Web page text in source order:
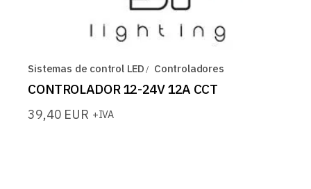
Sistemas de control LED Controladores
CONTROLADOR 12-24V 12A CCT
39,40 EUR +IVA